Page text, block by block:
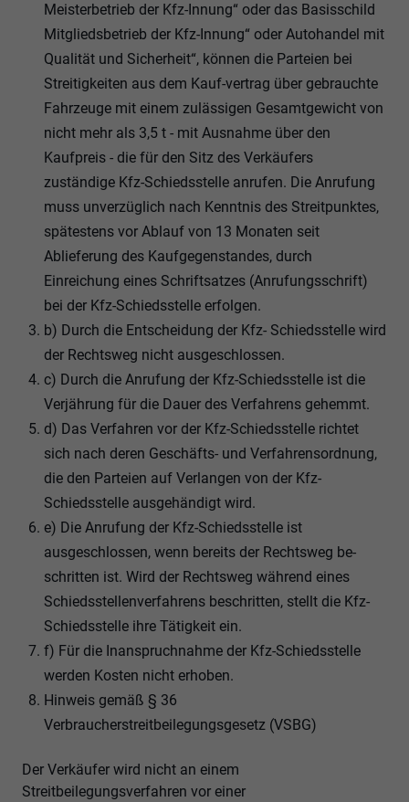
Meisterbetrieb der Kfz-Innung“ oder das Basisschild
Mitgliedsbetrieb der Kfz-Innung“ oder Autohandel mit
Qualität und Sicherheit“, können die Parteien bei
Streitigkeiten aus dem Kauf-vertrag über gebrauchte
Fahrzeuge mit einem zulässigen Gesamtgewicht von
nicht mehr als 3,5 t - mit Ausnahme über den
Kaufpreis - die für den Sitz des Verkäufers
zuständige Kfz-Schiedsstelle anrufen. Die Anrufung
muss unverzüglich nach Kenntnis des Streitpunktes,
spätestens vor Ablauf von 13 Monaten seit
Ablieferung des Kaufgegenstandes, durch
Einreichung eines Schriftsatzes (Anrufungsschrift)
bei der Kfz-Schiedsstelle erfolgen.
b) Durch die Entscheidung der Kfz- Schiedsstelle wird
der Rechtsweg nicht ausgeschlossen.
c) Durch die Anrufung der Kfz-Schiedsstelle ist die
Verjährung für die Dauer des Verfahrens gehemmt.
d) Das Verfahren vor der Kfz-Schiedsstelle richtet
sich nach deren Geschäfts- und Verfahrensordnung,
die den Parteien auf Verlangen von der Kfz-
Schiedsstelle ausgehändigt wird.
e) Die Anrufung der Kfz-Schiedsstelle ist
ausgeschlossen, wenn bereits der Rechtsweg be-
schritten ist. Wird der Rechtsweg während eines
Schiedsstellenverfahrens beschritten, stellt die Kfz-
Schiedsstelle ihre Tätigkeit ein.
f) Für die Inanspruchnahme der Kfz-Schiedsstelle
werden Kosten nicht erhoben.
Hinweis gemäß § 36
Verbraucherstreitbeilegungsgesetz (VSBG)
Der Verkäufer wird nicht an einem
Streitbeilegungsverfahren vor einer